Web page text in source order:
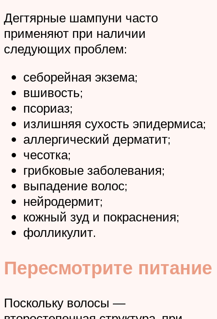
Дегтярные шампуни часто
применяют при наличии
следующих проблем:
себорейная экзема;
вшивость;
псориаз;
излишняя сухость эпидермиса;
аллергический дерматит;
чесотка;
грибковые заболевания;
выпадение волос;
нейродермит;
кожный зуд и покраснения;
фолликулит.
Пересмотрите питание
Поскольку волосы —